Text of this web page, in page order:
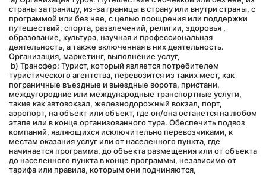
страны за границу, из-за границы в страну или внутри страны, с
программой или без нее, с целью поощрения или поддержки
путешествий, спорта, развлечений, религии, здоровья ,
образование, культура, научная и профессиональная
деятельность, а также включенная в них деятельность.
Организация, маркетинг, выполнение услуг,
туристического агентства, перевозится из таких мест, как
пограничные въездные и выездные ворота, пристани,
междугородние или международные транспортные услуги,
такие как автовокзал, железнодорожный вокзал, порт,
аэропорт, на объект или объект, где он/она останется на любом
этапе или в конце организованного тура. Обеспечить подвоз
компаний, являющихся исключительно перевозчиками, к
местам оказания услуг или от населенного пункта, где
начинается программа, до объекта размещения или от объекта
до населенного пункта в конце программы, независимо от
тарифа или правила, которым они подчиняются,